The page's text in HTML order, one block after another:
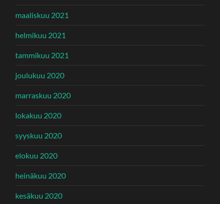
maaliskuu 2021
helmikuu 2021
tammikuu 2021
joulukuu 2020
marraskuu 2020
lokakuu 2020
syyskuu 2020
elokuu 2020
heinäkuu 2020
kesäkuu 2020